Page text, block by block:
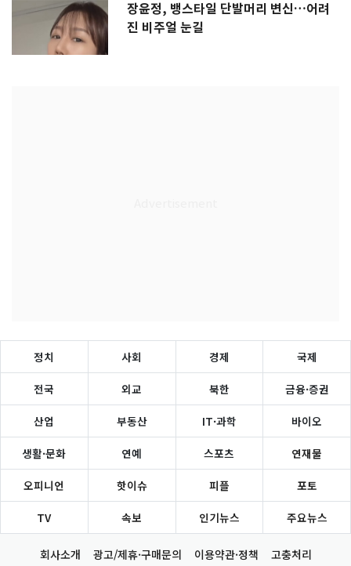
장윤정, 뱅스타일 단발머리 변신…어려
진 비주얼 눈길
정치 사회 경제 국제
전국 외교 북한 금융·증권
산업 부동산 IT·과학 바이오
생활·문화 연예 스포츠 연재물
오피니언 핫이슈 피플 포토
TV 속보 인기뉴스 주요뉴스
회사소개 광고/제휴·구매문의 이용약관·정책 고충처리